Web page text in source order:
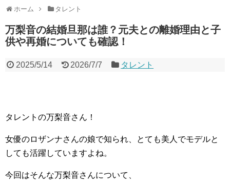
ホーム タレント
万梨音の結婚旦那は誰？元夫との離婚理由と子
供や再婚についても確認！
2025/5/14 2026/7/7 タレント
タレントの万梨音さん！
女優のロザンナさんの娘で知られ、とても美人でモデルと
しても活躍していますよね。
今回はそんな万梨音さんについて、